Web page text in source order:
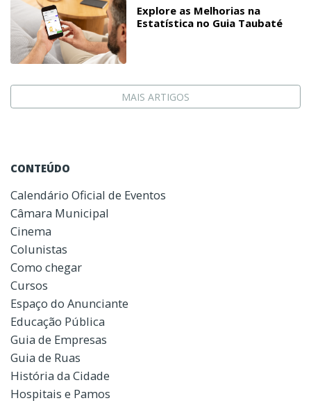
Explore as Melhorias na
Estatística no Guia Taubaté
MAIS ARTIGOS
CONTEÚDO
Calendário Oficial de Eventos
Câmara Municipal
Cinema
Colunistas
Como chegar
Cursos
Espaço do Anunciante
Educação Pública
Guia de Empresas
Guia de Ruas
História da Cidade
Hospitais e Pamos